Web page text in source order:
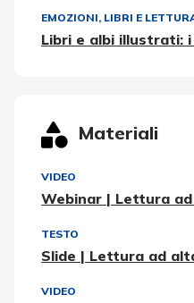
EMOZIONI, LIBRI E
Libri e albi illustrati:
Materiali
VIDEO
Webinar | Lettura
TESTO
Slide | Lettura ad
VIDEO